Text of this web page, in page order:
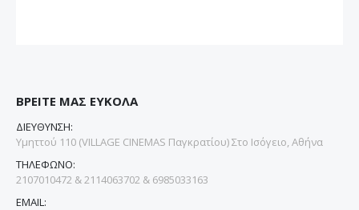
ΒΡΕΙΤΕ ΜΑΣ ΕΥΚΟΛΑ
ΔΙΕΥΘΥΝΣΗ:
Υμηττού 110 (VILLAGE CINEMAS Παγκρατίου) Στο Ισόγειο, Αθήνα
ΤΗΛΕΦΩΝΟ:
2107010472 & 2114063702 & 6985033163
EMAIL: